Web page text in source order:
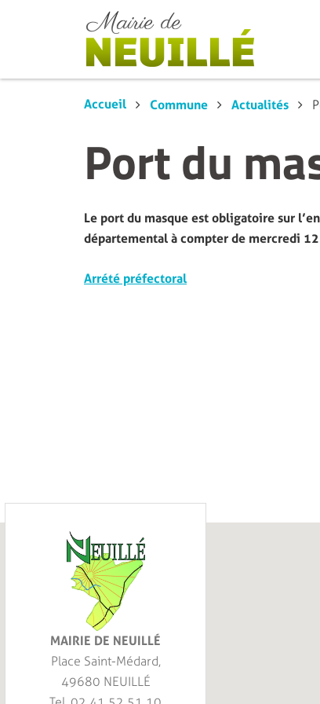
Accueil Commune Actualités
Port du
Le port du masque est obligatoire sur
départemental à compter de mercredi
Arrété préfectoral
MAIRIE DE NEUILLÉ
Place Saint-Médard,
49680 NEUILLÉ